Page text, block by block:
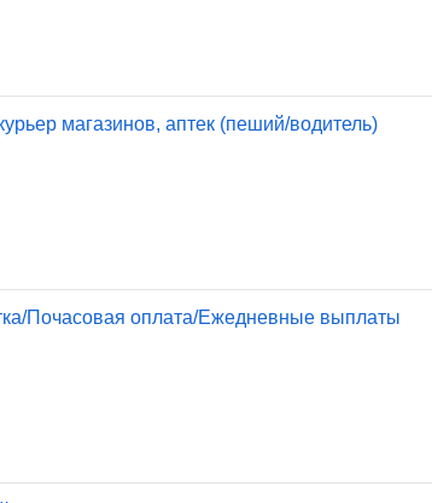
магазинов, аптек (пеший/водитель)
Почасовая оплата/Ежедневные выплаты